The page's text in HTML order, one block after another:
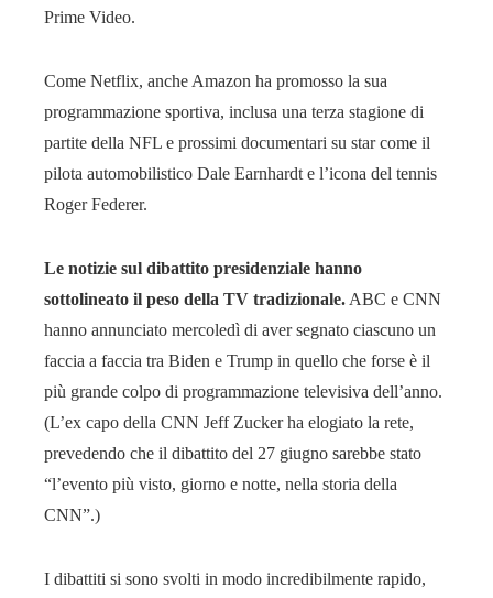
Prime Video.
Come Netflix, anche Amazon ha promosso la sua
programmazione sportiva, inclusa una terza stagione di
partite della NFL e prossimi documentari su star come il
pilota automobilistico Dale Earnhardt e l’icona del tennis
Roger Federer.
Le notizie sul dibattito presidenziale hanno
sottolineato il peso della TV tradizionale. ABC e CNN
hanno annunciato mercoledì di aver segnato ciascuno un
faccia a faccia tra Biden e Trump in quello che forse è il
più grande colpo di programmazione televisiva dell’anno.
(L’ex capo della CNN Jeff Zucker ha elogiato la rete,
prevedendo che il dibattito del 27 giugno sarebbe stato
“l’evento più visto, giorno e notte, nella storia della
CNN”.)
I dibattiti si sono svolti in modo incredibilmente rapido,